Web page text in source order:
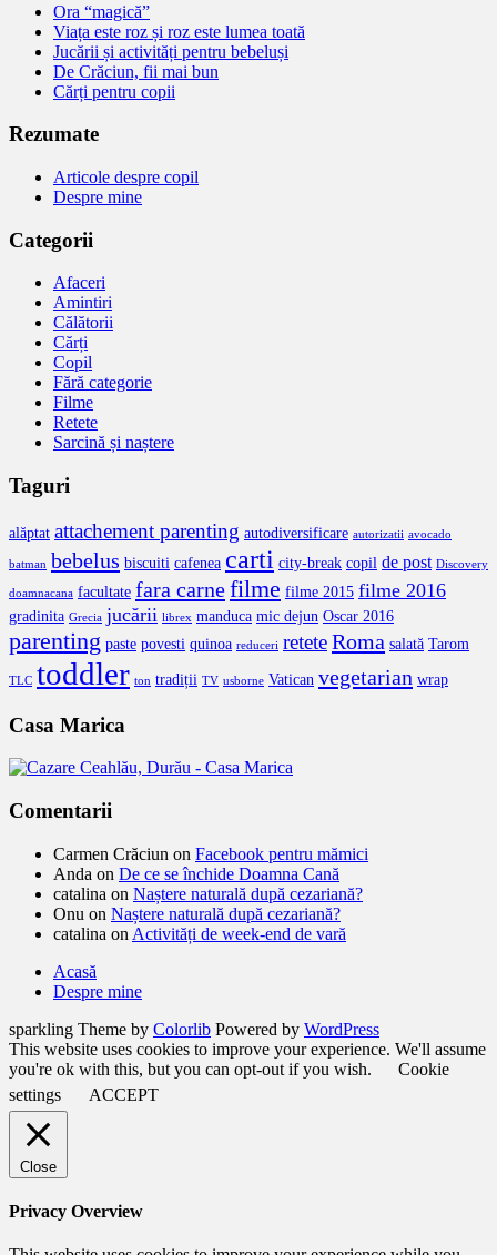
Ora “magică”
Viața este roz și roz este lumea toată
Jucării și activități pentru bebeluși
De Crăciun, fii mai bun
Cărți pentru copii
Rezumate
Articole despre copil
Despre mine
Categorii
Afaceri
Amintiri
Călătorii
Cărți
Copil
Fără categorie
Filme
Retete
Sarcină și naștere
Taguri
alăptat attachement parenting autodiversificare autorizatii avocado
batman bebelus biscuiti cafenea carti city-break copil de post Discovery
doamnacana facultate fara carnefilme filme 2015 filme 2016
gradinita Grecia jucării librex manduca mic dejun Oscar 2016
parenting paste povesti quinoa reduceri reteteRoma salată Tarom
TLC toddler ton tradiții TV usborne Vatican vegetarian wrap
Casa Marica
Comentarii
Carmen Crăciun on Facebook pentru mămici
Anda on De ce se închide Doamna Cană
catalina on Naștere naturală după cezariană?
Onu on Naștere naturală după cezariană?
catalina on Activități de week-end de vară
Acasă
Despre mine
sparkling Theme by Colorlib Powered by WordPress
This website uses cookies to improve your experience. We'll assume
you're ok with this, but you can opt-out if you wish.
Cookie
settings
ACCEPT
Close
Privacy Overview